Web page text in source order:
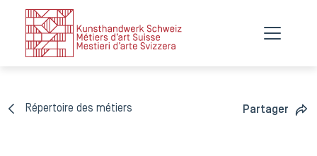
Répertoire des métiers Partager